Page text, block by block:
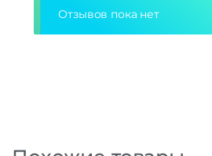
Отзывов пока нет